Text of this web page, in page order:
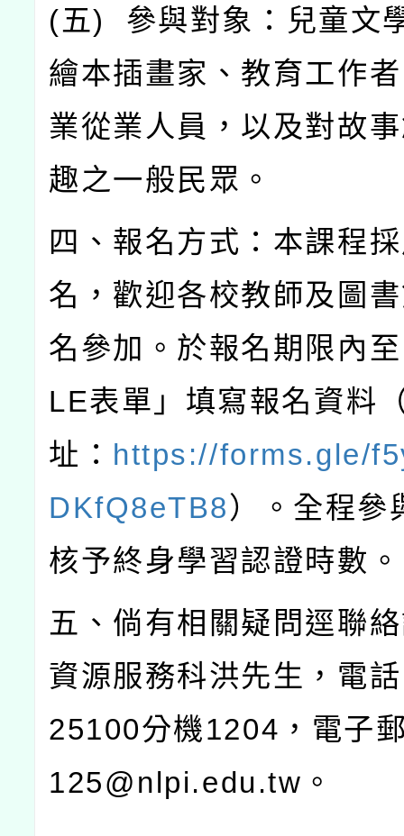
(五) 參與對象：兒童文
繪本插畫家、教育工作
業從業人員，以及對故
趣之一般民眾。
四、報名方式：本課程
名，歡迎各校教師及圖
名參加。於報名期限內
LE表單」填寫報名資料
址： https://forms.gle/
DKfQ8eTB8）。全程參
核予終身學習認證時數。
五、倘有相關疑問逕聯
資源服務科洪先生，電
25100分機1204 ，電子
125@nlpi.edu.tw 。